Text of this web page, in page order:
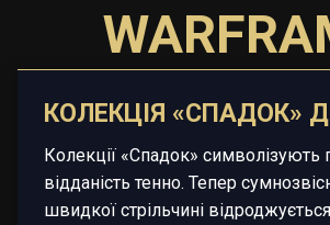
КОЛЕКЦІЯ «СПАДОК»
Колекції «Спадок» символізують
відданість тенно. Тепер
швидкої стрільчині